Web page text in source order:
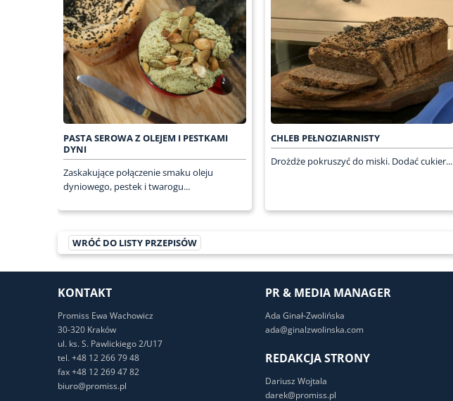
PASTA SEROWA Z OLEJEM I PESTKAMI
DYNI
Zaskakujące połączenie smaku oleju
dyniowego, pestek i twarogu...
CHLEB PEŁNOZIARNISTY
Drożdże pokruszyć do miski. Dodać cukier...
WRÓĆ DO LISTY PRZEPISÓW
KONTAKT
Promiss Ewa Wachowicz
30-320 Kraków
ul. ks. S. Pawlickiego 2/U17
tel. +48 12 266 79 48
fax +48 12 269 47 82
biuro@promiss.pl
PR & MEDIA MANAGER
Ada Ginał-Zwolińska
ada@ginalzwolinska.com
REDAKCJA STRONY
Dariusz Wojtala
darek@promiss.pl